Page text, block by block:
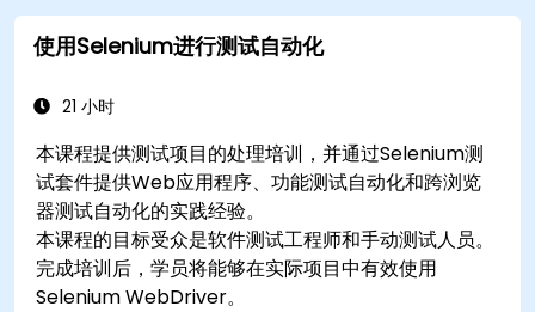
使用Selenium进行测试自动化
21 小时
本课程提供测试项目的处理培训，并通过Selenium测
试套件提供Web应用程序、功能测试自动化和跨浏览
器测试自动化的实践经验。
本课程的目标受众是软件测试工程师和手动测试人员。
完成培训后，学员将能够在实际项目中有效使用
Selenium WebDriver。